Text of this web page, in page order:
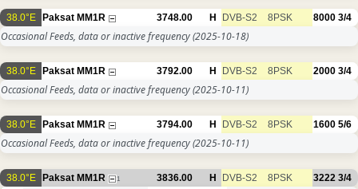
38.0°E Paksat MM1R 3748.00 H DVB-S2 8PSK 8000 3/4
Occasional Feeds, data or inactive frequency(2025-10-18)
38.0°E Paksat MM1R 3792.00 H DVB-S2 8PSK 2000 3/4
Occasional Feeds, data or inactive frequency(2025-10-11)
38.0°E Paksat MM1R 3794.00 H DVB-S2 8PSK 1600 5/6
Occasional Feeds, data or inactive frequency(2025-10-11)
38.0°E Paksat MM1R 1 3836.00 H DVB-S2 8PSK 3222 3/4